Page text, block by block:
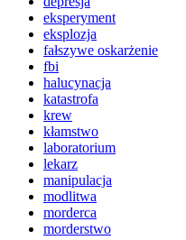
eksperyment
eksplozja
fałszywe oskarżenie
fbi
halucynacja
katastrofa
krew
kłamstwo
laboratorium
lekarz
manipulacja
modlitwa
morderca
morderstwo